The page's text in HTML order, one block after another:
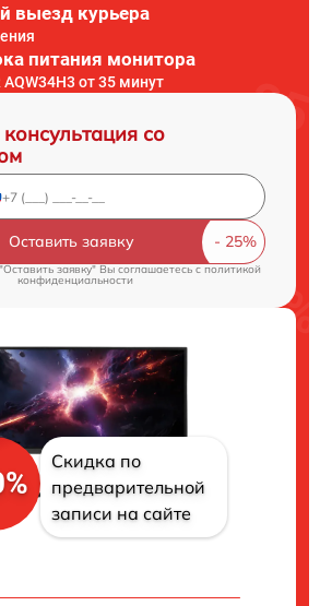
выезд курьера
питания монитора
AQW34H3 от 35 минут
со
Оставить заявку
заявку" Вы соглашаетесь cполитикой
конфиденциальности
Скидка по
предварительной
записи на сайте